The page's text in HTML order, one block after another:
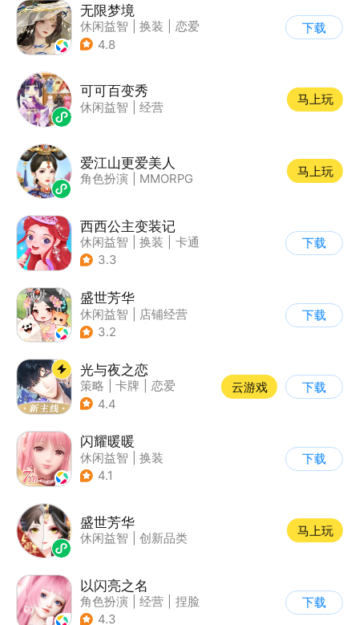
无限梦境
休闲益智 换装
恋爱
| 乙女
4.8
下载
可可百变秀
休闲益智 经营
马上玩
爱江山更爱美人
角色扮演 MMORPG
马上玩
西西公主变装记
休闲益智 换装
卡通
3.3
下载
盛世芳华
休闲益智
店铺经营
| 架空历史
3.2
下载
光与夜之恋
策略 卡牌
恋爱
| 乙女
4.4
云游戏 下载
闪耀暖暖
休闲益智
换装
| 美少女
4.1
下载
盛世芳华
休闲益智 创新品类
马上玩
以闪亮之名
角色扮演 经营
捏脸
| 二次元
4.3
下载